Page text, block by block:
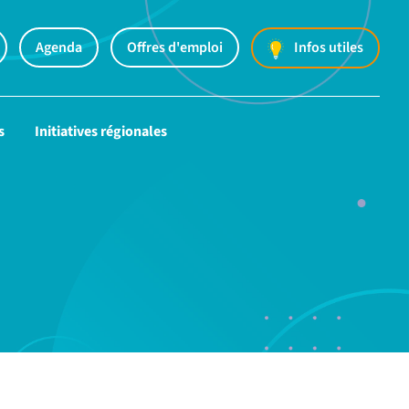
Agenda Offres d'emploi Infos utiles
Initiatives régionales